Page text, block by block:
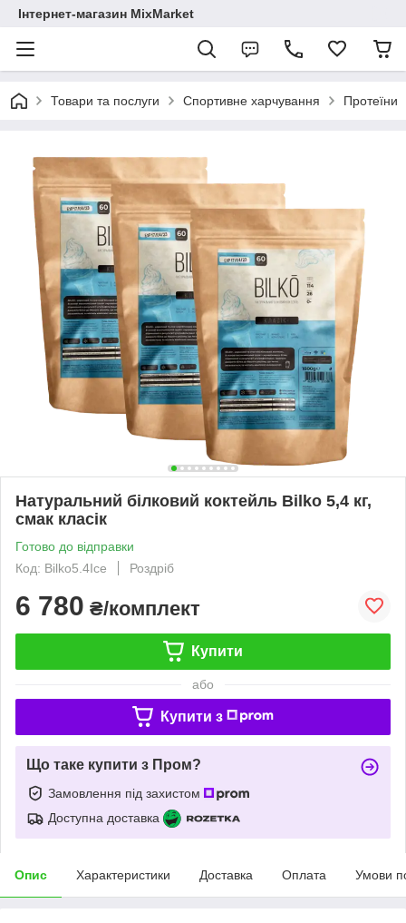
Інтернет-магазин MixMarket
Товари та послуги Спортивне харчування Протеїни
Натуральний білковий коктейль Bilko 5,4 кг,
смак класік
Готово до відправки
Код: Bilko5.4Ice
Роздріб
6 780 ₴/комплект
Купити
або
Купити з
Що таке купити з Пром?
Замовлення під захистом
Доступна доставка
Опис Характеристики Доставка Оплата Умови